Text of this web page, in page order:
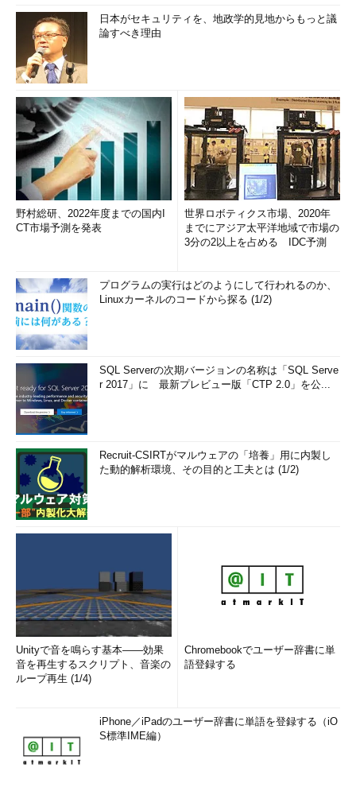
日本がセキュリティを、地政学的見地からもっと議
論すべき理由
野村総研、2022年度までの国内I
CT市場予測を発表
世界ロボティクス市場、2020年
までにアジア太平洋地域で市場の
3分の2以上を占める IDC予測
プログラムの実行はどのようにして行われるのか、
Linuxカーネルのコードから探る (1/2)
SQL Serverの次期バージョンの名称は「SQL Serve
r 2017」に 最新プレビュー版「CTP 2.0」を公...
Recruit-CSIRTがマルウェアの「培養」用に内製し
た動的解析環境、その目的と工夫とは (1/2)
Unityで音を鳴らす基本――効果
音を再生するスクリプト、音楽の
ループ再生 (1/4)
Chromebookでユーザー辞書に単
語登録する
iPhone／iPadのユーザー辞書に単語を登録する（iO
S標準IME編）